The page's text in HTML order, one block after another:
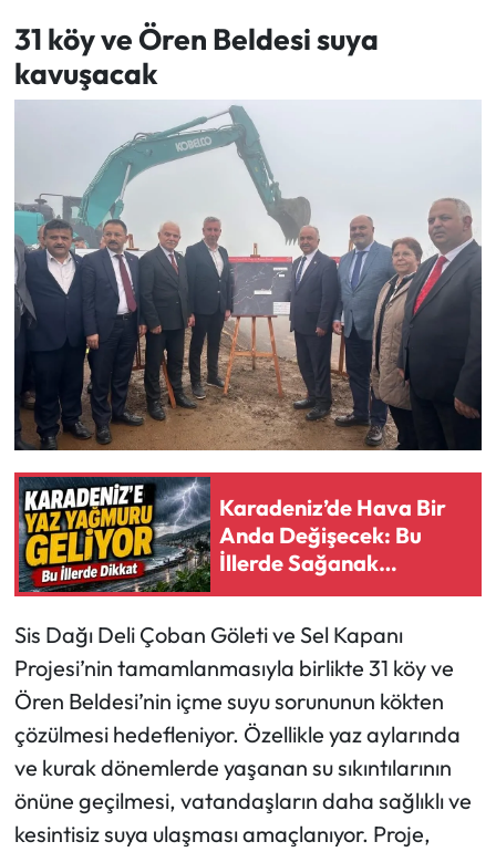
31 köy ve Ören Beldesi suya
kavuşacak
Karadeniz’de Hava Bir
Anda Değişecek: Bu
İllerde Sağanak
Bekleniyor
Sis Dağı Deli Çoban Göleti ve Sel Kapanı
Projesi’nin tamamlanmasıyla birlikte 31 köy ve
Ören Beldesi’nin içme suyu sorununun kökten
çözülmesi hedefleniyor. Özellikle yaz aylarında
ve kurak dönemlerde yaşanan su sıkıntılarının
önüne geçilmesi, vatandaşların daha sağlıklı ve
kesintisiz suya ulaşması amaçlanıyor. Proje,